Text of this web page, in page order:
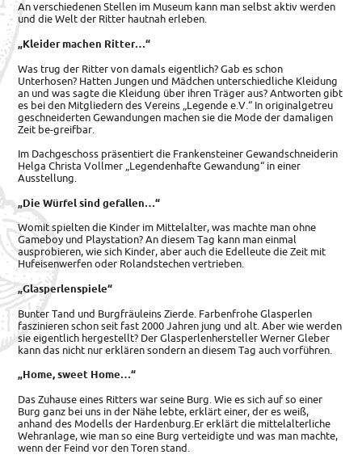
An verschiedenen Stellen im Museum kann man selbst aktiv werden
und die Welt der Ritter hautnah erleben.
„Kleider machen Ritter…“
Was trug der Ritter von damals eigentlich? Gab es schon
Unterhosen? Hatten Jungen und Mädchen unterschiedliche Kleidung
an und was sagte die Kleidung über ihren Träger aus? Antworten gibt
es bei den Mitgliedern des Vereins „Legende e.V.“ In originalgetreu
geschneiderten Gewandungen machen sie die Mode der damaligen
Zeit be-greifbar.
Im Dachgeschoss präsentiert die Frankensteiner Gewandschneiderin
Helga Christa Vollmer „Legendenhafte Gewandung“ in einer
Ausstellung.
„Die Würfel sind gefallen…“
Womit spielten die Kinder im Mittelalter, was machte man ohne
Gameboy und Playstation? An diesem Tag kann man einmal
ausprobieren, wie sich Kinder, aber auch die Edelleute die Zeit mit
Hufeisenwerfen oder Rolandstechen vertrieben.
„Glasperlenspiele“
Bunter Tand und Burgfräuleins Zierde. Farbenfrohe Glasperlen
faszinieren schon seit fast 2000 Jahren jung und alt. Aber wie werden
sie eigentlich hergestellt? Der Glasperlenhersteller Werner Gleber
kann das nicht nur erklären sondern an diesem Tag auch vorführen.
„Home, sweet Home…“
Das Zuhause eines Ritters war seine Burg. Wie es sich auf so einer
Burg ganz bei uns in der Nähe lebte, erklärt einer, der es weiß,
anhand des Modells der Hardenburg.Er erklärt die mittelalterliche
Wehranlage, wie man so eine Burg verteidigte und was man machte,
wenn der Feind vor den Toren stand.